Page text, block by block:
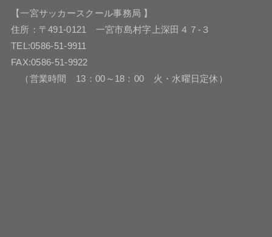
【一宮サッカースクール事務局 】
住所：〒491-0121 一宮市島村字上深田４７-３
TEL:0586-51-9911
FAX:0586-51-9922
（営業時間 13：00～18：00 火・水曜日定休）